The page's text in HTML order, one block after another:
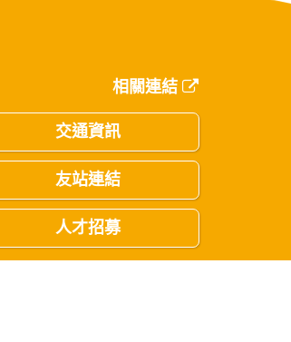
相關連結
交通資訊
友站連結
人才招募